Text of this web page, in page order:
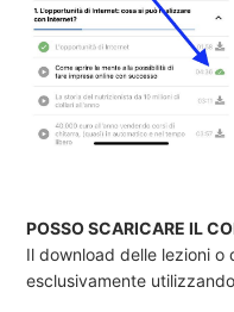
POSSO SCARICARE IL
Il download delle lezioni o
esclusivamente